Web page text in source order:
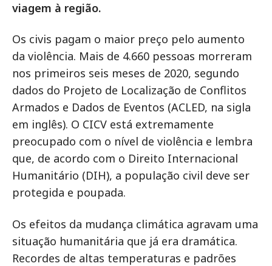
viagem à região.
Os civis pagam o maior preço pelo aumento
da violência. Mais de 4.660 pessoas morreram
nos primeiros seis meses de 2020, segundo
dados do Projeto de Localização de Conflitos
Armados e Dados de Eventos (ACLED, na sigla
em inglês). O CICV está extremamente
preocupado com o nível de violência e lembra
que, de acordo com o Direito Internacional
Humanitário (DIH), a população civil deve ser
protegida e poupada.
Os efeitos da mudança climática agravam uma
situação humanitária que já era dramática.
Recordes de altas temperaturas e padrões